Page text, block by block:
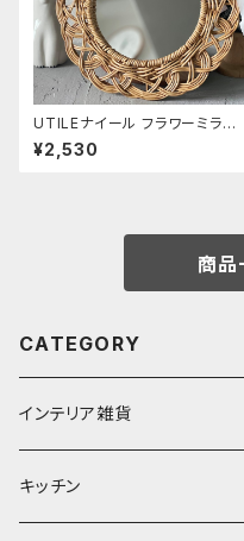
UTILEナイール フラワーミラー
Sサイズ
¥2,530
商品
CATEGORY
インテリア雑貨
置物・オブジェ
キッチン